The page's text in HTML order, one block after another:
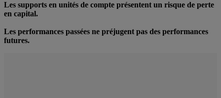
Les supports en unités de compte présentent un risque de perte
en capital.
Les performances passées ne préjugent pas des performances
futures.